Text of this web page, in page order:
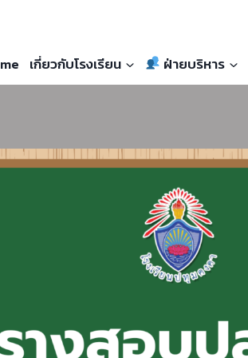
เกี่ยวกับโรงเรียน ฝ่ายบริหาร